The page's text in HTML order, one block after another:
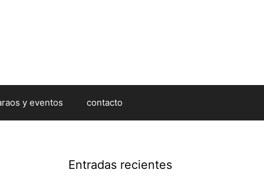
y eventos contacto
Entradas recientes